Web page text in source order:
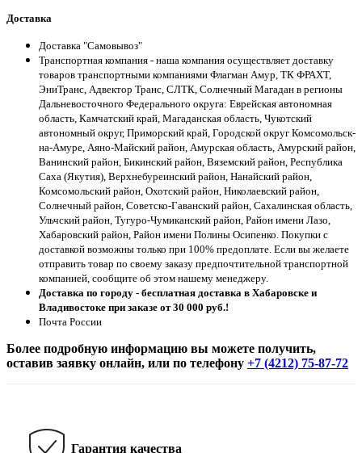
Доставка
Доставка "Самовывоз"
Транспортная компания - наша компания осуществляет доставку
товаров транспортными компаниями Флагман Амур, ТК ФРАХТ,
ЭниТранс, Адвектор Транс, СЛТК, Солнечный Магадан в регионы
Дальневосточного Федерального округа: Еврейская автономная
область, Камчатский край, Магаданская область, Чукотский
автономный округ, Приморский край, Городской округ Комсомольск-
на-Амуре, Аяно-Майский район, Амурская область, Амурский район,
Ванинский район, Бикинский район, Вяземский район, Республика
Саха (Якутия), Верхнебуреинский район, Нанайский район,
Комсомольский район, Охотский район, Николаевский район,
Солнечный район, Советско-Гаванский район, Сахалинская область,
Ульчский район, Тугуро-Чумиканский район, Район имени Лазо,
Хабаровский район, Район имени Полины Осипенко. Покупки с
доставкой возможны только при 100% предоплате. Если вы желаете
отправить товар по своему заказу предпочтительной транспортной
компанией, сообщите об этом нашему менеджеру.
Доставка по городу - бесплатная доставка в Хабаровске и
Владивостоке при заказе от 30 000 руб.!
Почта России
Более подробную информацию вы можете получить,
оставив заявку онлайн, или по телефону +7 (4212) 75-87-72
Гарантия качества